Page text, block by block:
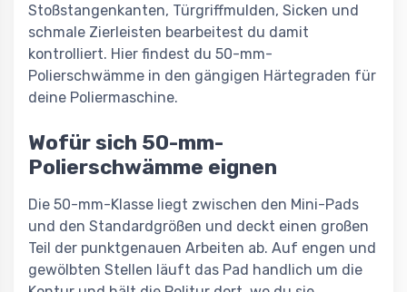
Stoßstangenkanten, Türgriffmulden, Sicken und
schmale Zierleisten bearbeitest du damit
kontrolliert. Hier findest du 50-mm-
Polierschwämme in den gängigen Härtegraden für
deine Poliermaschine.
Wofür sich 50-mm-
Polierschwämme eignen
Die 50-mm-Klasse liegt zwischen den Mini-Pads
und den Standardgrößen und deckt einen großen
Teil der punktgenauen Arbeiten ab. Auf engen und
gewölbten Stellen läuft das Pad handlich um die